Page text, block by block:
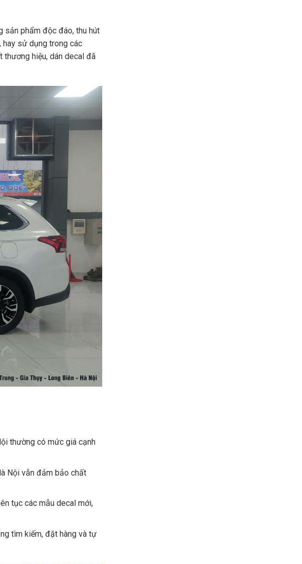
sản phẩm độc đáo, thu hút
hay sử dụng trong các
thương hiệu, dán decal đã
thường có mức giá cạnh
Nội vẫn đảm bảo chất
tục các mẫu decal mới,
tìm kiếm, đặt hàng và tự